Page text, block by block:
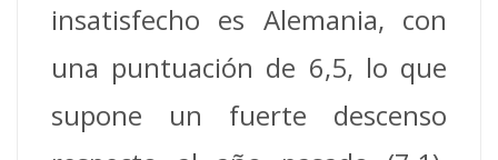
insatisfecho es Alemania, con
una puntuación de 6,5, lo que
supone un fuerte descenso